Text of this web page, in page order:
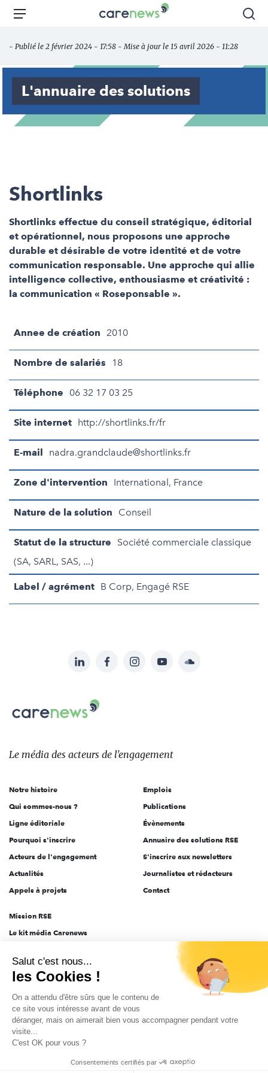
Aller
principal
Carenews,
des
acteurs
l'engagement
Menu
- Publié le 2 février 2024 - 17:58 - Mise à jour le 15 avril 2026 - 11:28
L'annuaire des solutions
Shortlinks
Shortlinks effectue du conseil stratégique, éditorial
et opérationnel, nous proposons une approche
durable et désirable de votre identité et de votre
communication responsable. Une approche qui allie
intelligence collective, enthousiasme et créativité :
la communication « Roseponsable ».
Annee de création 2010
Nombre de salariés 18
Téléphone 06 32 17 03 25
Site internet http://shortlinks.fr/fr
E-mail nadra.grandclaude@shortlinks.fr
Zone d'intervention International, France
Nature de la solution Conseil
Statut de la structure
Société commerciale classique
(SA, SARL, SAS, ...)
Label / agrément B Corp, Engagé RSE
sur:
LinkedInFacebookInstagramYouTubeSoundcloud
Carenews,
Le
des
l'engagement
Le média des acteurs de l'engagement
Notre histoire
Qui sommes-nous ?
Ligne éditoriale
Pourquoi s'inscrire
Acteurs de l'engagement
Actualités
Appels à projets
Emplois
Publications
Évènements
Annuaire des solutions RSE
S'inscrire aux newsletters
Journalistes et rédacteurs
Contact
Mission RSE
Le kit média Carenews
AEF info
Novethic
PRODURABLE
Inclusiv Day
Données personnelles Mentions légales 2025-2026 Tout droits réservés
Salut c'est nous...
les Cookies !
On a attendu d'être sûrs que le contenu de
ce site vous intéresse avant de vous
déranger, mais on aimerait bien vous accompagner pendant votre
visite...
C'est OK pour vous ?
Consentements certifiés par